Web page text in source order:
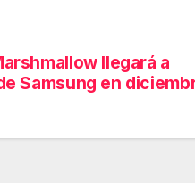
llegará a
Samsung en